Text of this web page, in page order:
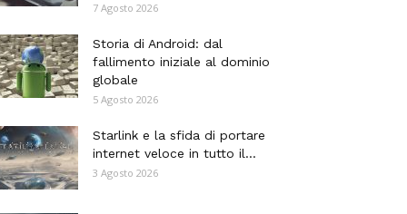
7 Agosto 2026
Storia di Android: dal
fallimento iniziale al dominio
globale
5 Agosto 2026
Starlink e la sfida di portare
internet veloce in tutto il...
3 Agosto 2026